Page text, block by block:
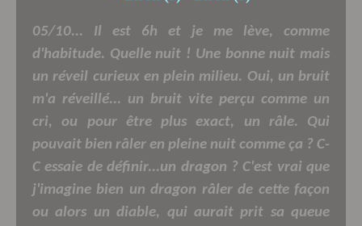
05/10... Il est 6h et je me lève, comme
d'habitude. Quelle nuit ! Une bonne nuit mais
un réveil curieux en plein milieu. Oui, un bruit
m'a réveillé... un bruit vite perçu comme un
cri, ou pour être plus exact, un râle. Qui
pouvait bien râler en pleine nuit comme ça ? C-
C essaie de définir...un dragon ? C'est vrai que
j'imagine bien un dragon râler de cette façon
ou alors un diable, qui aurait prit sa queue